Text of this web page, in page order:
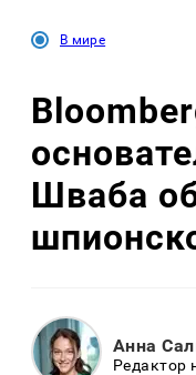
В мире
Шваба
Анна
Редактор